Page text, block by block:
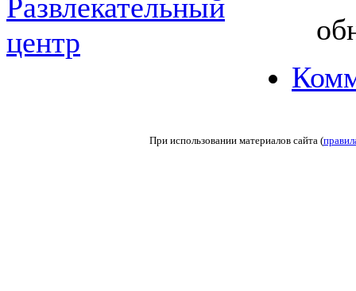
Развлекательный
центр
При использовании материалов сайта (